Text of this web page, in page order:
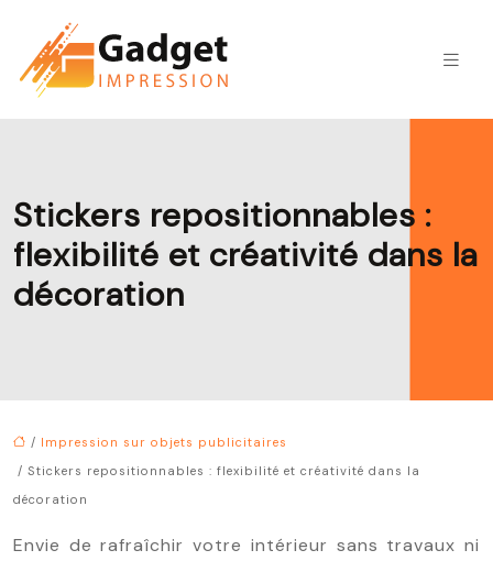
Stickers repositionnables :
flexibilité et créativité dans la
décoration
/ Impression sur objets publicitaires
/ Stickers repositionnables : flexibilité et créativité dans la
décoration
Envie de rafraîchir votre intérieur sans travaux ni